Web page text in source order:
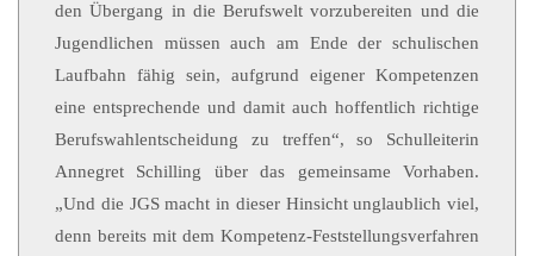
den Übergang in die Berufswelt vorzubereiten und die
Jugendlichen müssen auch am Ende der schulischen
Laufbahn fähig sein, aufgrund eigener Kompetenzen
eine entsprechende und damit auch hoffentlich richtige
Berufswahlentscheidung zu treffen“, so Schulleiterin
Annegret Schilling über das gemeinsame Vorhaben.
„Und die JGS macht in dieser Hinsicht unglaublich viel,
denn bereits mit dem Kompetenz-Feststellungsverfahren